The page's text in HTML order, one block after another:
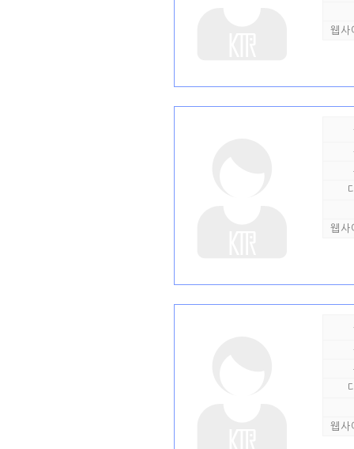
웹사
웹사
웹사